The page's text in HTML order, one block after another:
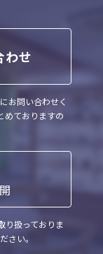
のため
様の同
全な育成
であっ
難な場
体又はそ
務を遂
ある場
ことに
すおそ
わせ
お問い合わせく
めておりますの
り扱っておりま
さい。